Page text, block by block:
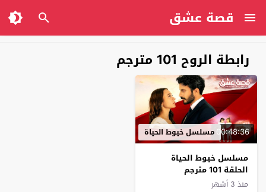
قصة عشق
رابطة الروح 101 مترجم
00:48:36مسلسل خيوط الحياة
مسلسل خيوط الحياة
الحلقة 101 مترجم
منذ 3 أشهر